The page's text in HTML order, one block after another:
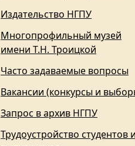
Издательство НГПУ
Многопрофильный музей
имени Т.Н. Троицкой
Часто задаваемые вопросы
Вакансии (конкурсы и
Запрос в архив НГПУ
Трудоустройство студентов и